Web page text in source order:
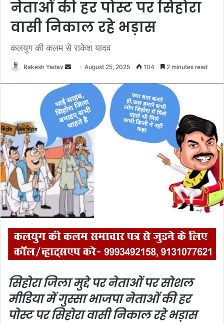
नेताओं की हर पोस्ट पर सिहोरा
वासी निकाल रहे भड़ास
कलयुग की कलम से राकेश यादव
Rakesh Yadav
d
a
n
e
m
a
l
August 25, 2025 104 2 minutes read
सिहोरा जिला मुद्दे पर नेताओं पर सोशल
मीडिया में गुस्साभाजपा नेताओं की हर
पोस्ट पर सिहोरा वासी निकाल रहे भड़ास